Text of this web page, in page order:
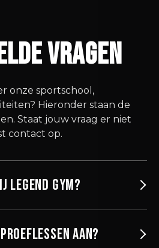
vragen
onze sportschool,
Hieronder staan de
Staat jouw vraag er niet
contact op.
Gym?
aan?